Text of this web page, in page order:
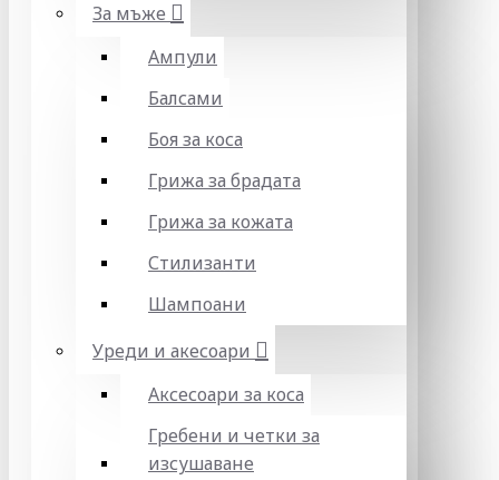
За мъже
Ампули
Балсами
Боя за коса
Грижа за брадата
Грижа за кожата
Стилизанти
Шампоани
Уреди и акесоари
Аксесоари за коса
Гребени и четки за
изсушаване